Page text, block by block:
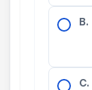
B.
C.